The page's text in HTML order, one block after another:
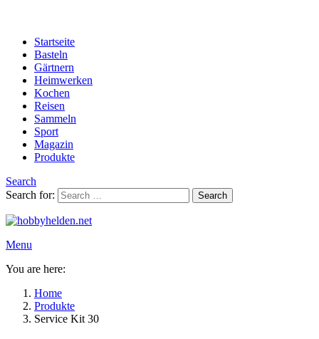
Startseite
Basteln
Gärtnern
Heimwerken
Kochen
Reisen
Sammeln
Sport
Magazin
Produkte
Search
Search for:
Search
Menu
You are here:
Home
Produkte
Service Kit 30